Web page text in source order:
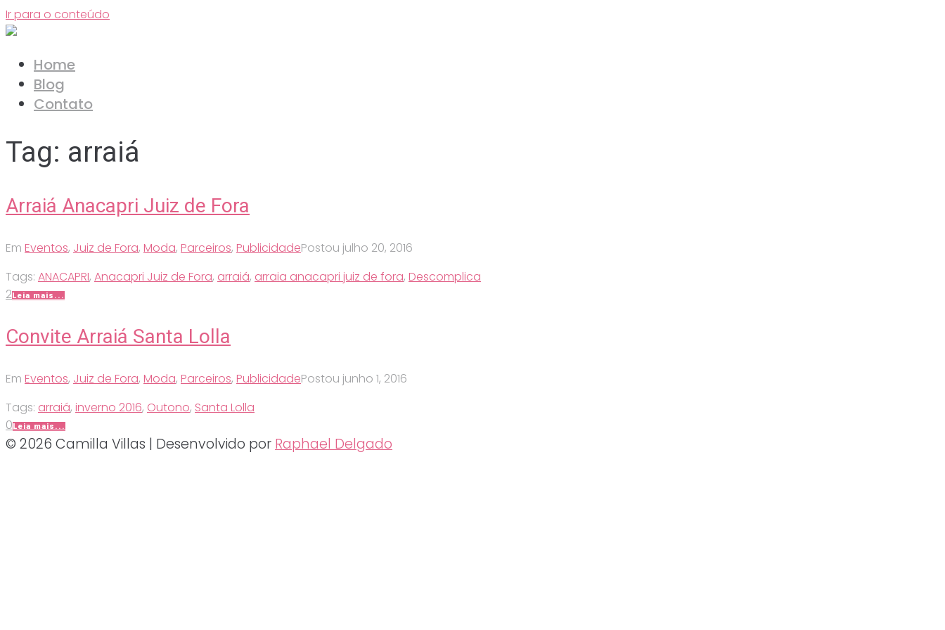
Ir para o conteúdo
Home
Blog
Contato
Tag: arraiá
Arraiá Anacapri Juiz de Fora
Em Eventos, Juiz de Fora, Moda, Parceiros, PublicidadePostou julho 20, 2016
Tags: ANACAPRI, Anacapri Juiz de Fora, arraiá, arraia anacapri juiz de fora, Descomplica
2Leia mais...
Convite Arraiá Santa Lolla
Em Eventos, Juiz de Fora, Moda, Parceiros, PublicidadePostou junho 1, 2016
Tags: arraiá, inverno 2016, Outono, Santa Lolla
0Leia mais...
© 2026 Camilla Villas | Desenvolvido por Raphael Delgado